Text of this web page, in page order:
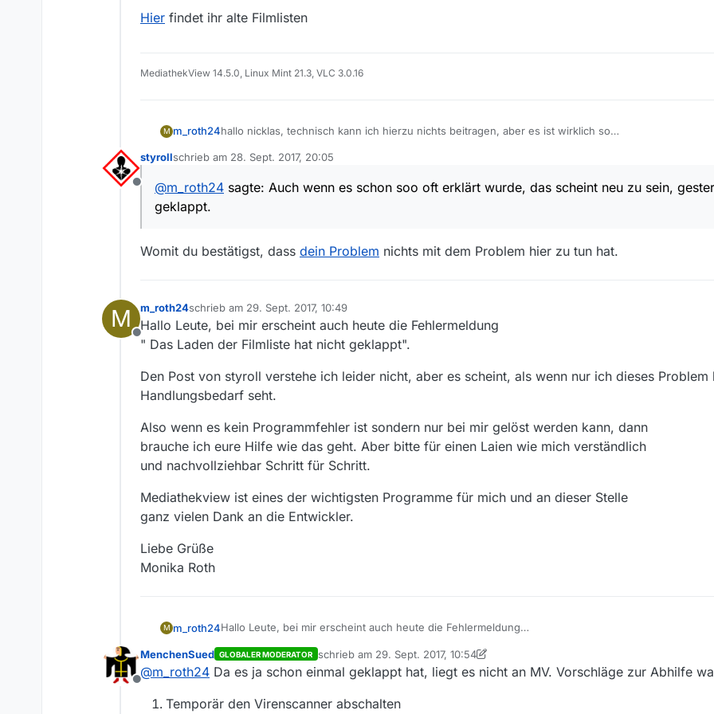
Sascha
Hier findet ihr alte Filmlisten
MediathekView 14.5.0, Linux Mint 21.3, VLC 3.0.16
M m_roth24hallo nicklas, technisch kann ich hierzu nichts beitragen, aber es ist wirklich so
heute morgen 5:20.
ja geklappt.
Offline
styrollschrieb am 28. Sept. 2017, 20:05
zuletzt editiert von
@m_roth24 sagte: Auch wenn es schon soo oft erklärt wurde, das scheint neu zu sein,
geklappt.
Womit du bestätigst, dass dein Problem nichts mit dem Problem hier zu tun hat.
M
Offline
m_roth24schrieb am 29. Sept. 2017, 10:49
zuletzt editiert von
Hallo Leute, bei mir erscheint auch heute die Fehlermeldung
" Das Laden der Filmliste hat nicht geklappt".
Den Post von styroll verstehe ich leider nicht, aber es scheint, als wenn nur ich dieses Problem
Handlungsbedarf seht.
Also wenn es kein Programmfehler ist sondern nur bei mir gelöst werden kann, dann
brauche ich eure Hilfe wie das geht. Aber bitte für einen Laien wie mich verständlich
und nachvollziehbar Schritt für Schritt.
Mediathekview ist eines der wichtigsten Programme für mich und an dieser Stelle
ganz vielen Dank an die Entwickler.
Liebe Grüße
Monika Roth
M m_roth24Hallo Leute, bei mir erscheint auch heute die Fehlermeldung
Den Post von styroll verstehe ich leider nicht, aber es scheint, als wenn nur ich dieses Problem
Handlungsbedarf seht.
brauche ich eure Hilfe wie das geht. Aber bitte für einen Laien wie mich verständlich
Offline
MenchenSued GLOBALER MODERATOR schrieb am 29. Sept. 2017, 10:54
zuletzt editiert von MenchenSued
@m_roth24 Da es ja schon einmal geklappt hat, liegt es nicht an MV. Vorschläge zur Abhilfe
Temporär den Virenscanner abschalten